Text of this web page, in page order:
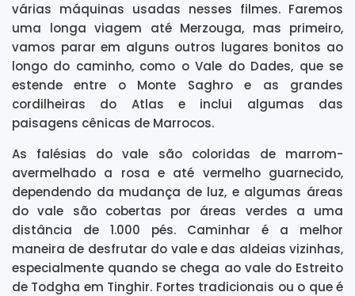
várias máquinas usadas nesses filmes. Faremos
uma longa viagem até Merzouga, mas primeiro,
vamos parar em alguns outros lugares bonitos ao
longo do caminho, como o Vale do Dades, que se
estende entre o Monte Saghro e as grandes
cordilheiras do Atlas e inclui algumas das
paisagens cênicas de Marrocos.
As falésias do vale são coloridas de marrom-
avermelhado a rosa e até vermelho guarnecido,
dependendo da mudança de luz, e algumas áreas
do vale são cobertas por áreas verdes a uma
distância de 1.000 pés. Caminhar é a melhor
maneira de desfrutar do vale e das aldeias vizinhas,
especialmente quando se chega ao vale do Estreito
de Todgha em Tinghir. Fortes tradicionais ou o que é